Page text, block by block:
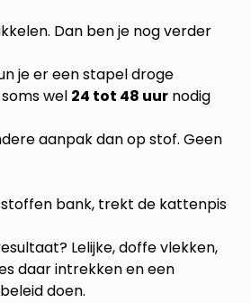
Dan ben je nog verder
je er een stapel droge
wel 24 tot 48 uur nodig
aanpak dan op stof. Geen
bank, trekt de kattenpis
Lelijke, doffe vlekken,
daar intrekken en een
doen.